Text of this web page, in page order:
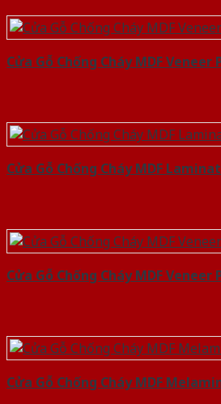
Cửa Gỗ Chống Cháy MDF Veneer
Cửa Gỗ Chống Cháy MDF
Cửa Gỗ Chống Cháy MDF Veneer
Cửa Gỗ Chống Cháy MDF